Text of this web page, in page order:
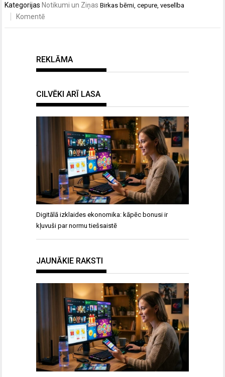
Kategorijas Notikumi un Ziņas Birkas bērni ,cepure ,veselība
Komentē
REKLĀMA
CILVĒKI ARĪ LASA
Digitālā izklaides ekonomika: kāpēc bonusi ir
kļuvuši par normu tiešsaistē
JAUNĀKIE RAKSTI